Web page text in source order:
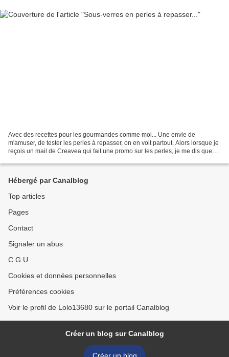
Avec des recettes pour les gourmandes comme moi... Une envie de
m'amuser, de tester les perles à repasser, on en voit partout. Alors lorsque je
reçois un mail de Creavea qui fait une promo sur les perles, je me dis que
Hébergé par Canalblog
Top articles
Pages
Contact
Signaler un abus
C.G.U.
Cookies et données personnelles
Préférences cookies
Voir le profil de Lolo13680 sur le portail Canalblog
Créer un blog sur Canalblog